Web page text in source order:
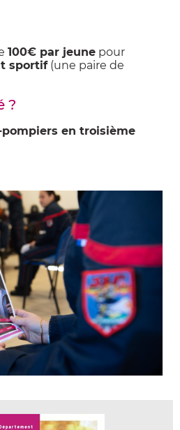
100€ par jeune pour
sportif(une paire de
?
en troisième